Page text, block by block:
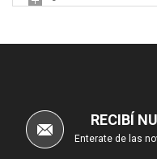
RECIBÍ
Enterate de las